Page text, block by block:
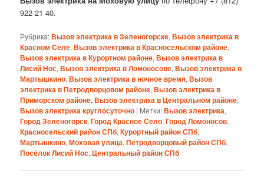
922 21 40.
Рубрика:Вызов электрика в Зеленогорске,Вызов электрика в
Красном Селе,Вызов электрика в Красносельском районе,
Вызов электрика в Курортном районе,Вызов электрика в
Лисий Нос,Вызов электрика в Ломоносове,Вызов электрика в
Мартышкино,Вызов электрика в ночное время,Вызов
электрика в Петродворцовом районе,Вызов электрика в
Приморском районе,Вызов электрика в Центральном районе,
Вызов электрика круглосуточно | Метки:Вызов электрика,
Город Зеленогорск,Город Красное Село,Город Ломоносов,
Красносельский район СПб,Курортный район СПб,
Мартышкино,Моховая улица,Петродворцовый район СПб,
Посёлок Лисий Нос,Центральный район СПб